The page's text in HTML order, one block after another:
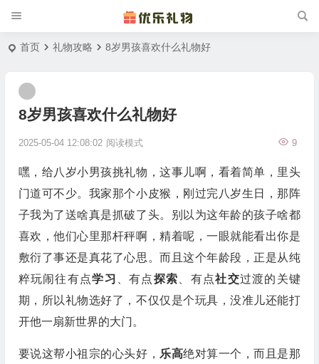
首页 礼物攻略 8岁男孩喜欢什么礼物好
8岁男孩喜欢什么礼物好
2025-05-04 12:08:02 9
阅读模式
嘿，给八岁小男孩挑礼物，这事儿啊，看着简单，里头
门道可不少。我家那个小皮猴，刚过完八岁生日，那阵
子我为了送啥真是抓破了头。别以为这年龄的孩子啥都
喜欢，他们心里那杆秤啊，精着呢，一眼就能看出你是
敷衍了事还是真花了心思。而且这个年龄段，正是从纯
粹玩闹往有点学习 、有点探索 、有点社交过渡的关键
期，所以礼物选好了，不仅仅是个玩具，没准儿还能打
开他一扇新世界的大门。
要说这帮小祖宗的心头好， 乐高绝对算一个，而且是那